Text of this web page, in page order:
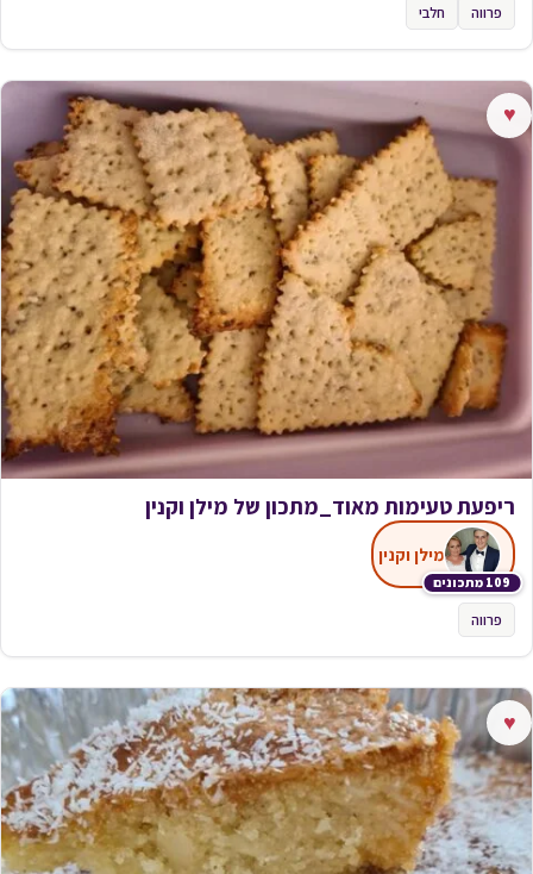
פרווה חלבי
♥
ריפעת טעימות מאוד_מתכון של מילן וקנין
109 מתכונים
מילן וקנין
פרווה
♥